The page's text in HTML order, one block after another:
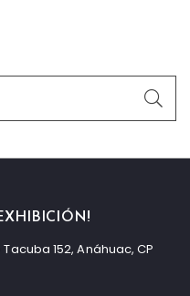
152, Anáhuac, CP